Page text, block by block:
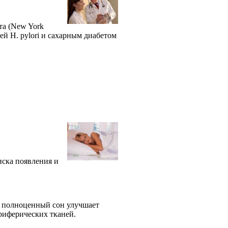
(New York
H. pylori и сахарным диабетом
появления и
полноценный сон улучшает
тканей.